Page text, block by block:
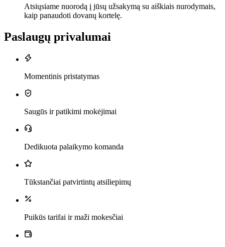
Atsiųsiame nuorodą į jūsų užsakymą su aiškiais nurodymais,
kaip panaudoti dovanų kortelę.
Paslaugų privalumai
Momentinis pristatymas
Saugūs ir patikimi mokėjimai
Dedikuota palaikymo komanda
Tūkstančiai patvirtintų atsiliepimų
Puikūs tarifai ir maži mokesčiai